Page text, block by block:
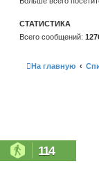
н
ю
у
о
е
СТАТИСТИКА
Всего сообщений:
На главную
114